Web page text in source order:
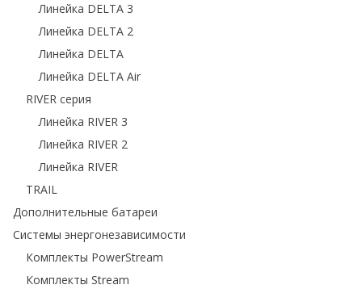
Линейка DELTA 3
Линейка DELTA 2
Линейка DELTA
Линейка DELTA Air
RIVER серия
Линейка RIVER 3
Линейка RIVER 2
Линейка RIVER
TRAIL
Дополнительные батареи
Системы энергонезависимости
Комплекты PowerStream
Комплекты Stream